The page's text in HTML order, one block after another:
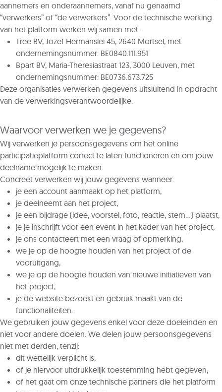
aannemers en onderaannemers, vanaf nu genaamd
“verwerkers” of “de verwerkers”. Voor de technische werking
van het platform werken wij samen met:
Tree BV, Jozef Hermanslei 45, 2640 Mortsel, met
ondernemingsnummer: BE0840.111.951
Bpart BV, Maria-Theresiastraat 123, 3000 Leuven, met
ondernemingsnummer: BE0736.673.725
Deze organisaties verwerken gegevens uitsluitend in opdracht
van de verwerkingsverantwoordelijke.
Waarvoor verwerken we je gegevens?
Wij verwerken je persoonsgegevens om het online
participatieplatform correct te laten functioneren en om jouw
deelname mogelijk te maken.
Concreet verwerken wij jouw gegevens wanneer:
je een account aanmaakt op het platform,
je deelneemt aan het project,
je een bijdrage (idee, voorstel, foto, reactie, stem…) plaatst,
je je inschrijft voor een event in het kader van het project,
je ons contacteert met een vraag of opmerking,
we je op de hoogte houden van het project of de
vooruitgang,
we je op de hoogte houden van nieuwe initiatieven van
het project,
je de website bezoekt en gebruik maakt van de
functionaliteiten.
We gebruiken jouw gegevens enkel voor deze doeleinden en
niet voor andere doelen. We delen jouw persoonsgegevens
niet met derden, tenzij:
dit wettelijk verplicht is,
of je hiervoor uitdrukkelijk toestemming hebt gegeven,
of het gaat om onze technische partners die het platform